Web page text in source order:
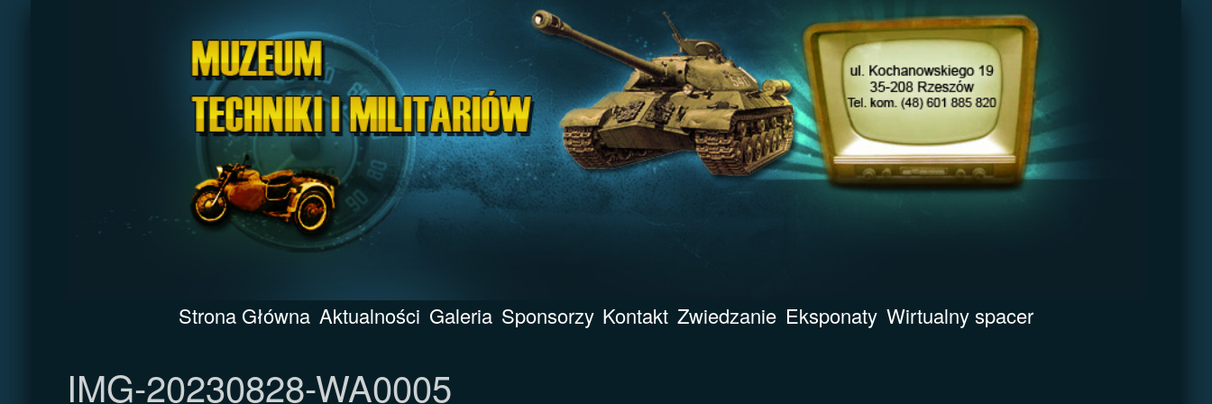
Strona Główna Aktualności Galeria Sponsorzy Kontakt Zwiedzanie Eksponaty Wirtualny spacer
IMG-20230828-WA0005